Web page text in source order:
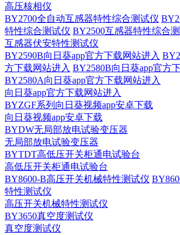
高压核相仪
BY2700全自动互感器特性综合测试仪
特性综合测试仪 BY2500互感器特性综合
互感器伏安特性测试仪
BY2590B向日葵app官方下载网站进入
方下载网站进入 BY2580B向日葵app官方
BY2580A向日葵app官方下载网站进入
向日葵app官方下载网站进入
BYZGF系列向日葵视频app安卓下载
向日葵视频app安卓下载
BYDW无局部放电试验变压器
无局部放电试验变压器
BYTDT高低压开关柜通电试验台
高低压开关柜通电试验台
BY8600-B高压开关机械特性测试仪
特性测试仪
高压开关机械特性测试仪
BY3650真空度测试仪
真空度测试仪